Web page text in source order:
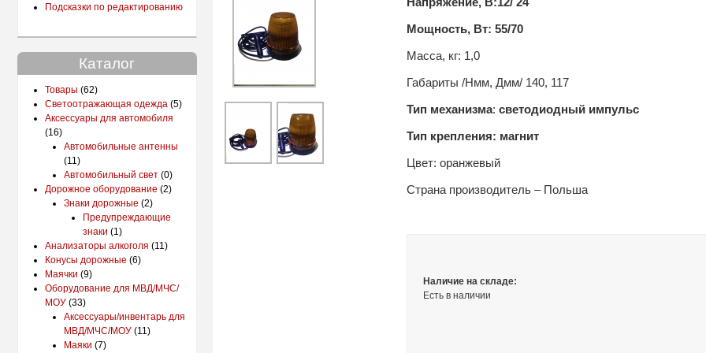
Подсказки по редактированию
Каталог
Товары (62)
Светоотражающая одежда (5)
Аксессуары для автомобиля
(16)
Автомобильные антенны
(11)
Автомобильный свет (0)
Дорожное оборудование (2)
Знаки дорожные (2)
Предупреждающие
знаки (1)
Анализаторы алкоголя (11)
Конусы дорожные (6)
Маячки (9)
Оборудование для МВД/МЧС/
МОУ (33)
Аксессуары/инвентарь для
МВД/МЧС/МОУ (11)
Маяки (7)
Мощность, Вт: 55/70
Масса, кг: 1,0
Габариты /Нмм, Дмм/ 140, 117
Тип механизма: светодиодный импульс
Тип крепления: магнит
Цвет: оранжевый
Страна производитель – Польша
Наличие на складе:
Есть в наличии